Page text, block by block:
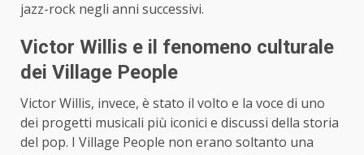
jazz-rock negli anni successivi.
Victor Willis e il fenomeno culturale
dei Village People
Victor Willis, invece, è stato il volto e la voce di uno
dei progetti musicali più iconici e discussi della storia
del pop. I Village People non erano soltanto una